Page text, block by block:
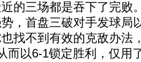
的三场都是吞下了完败
，首盘三破对手发球局
找不到有效的克敌办法
而以6-1锁定胜利，仅用